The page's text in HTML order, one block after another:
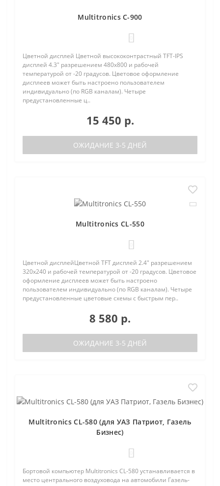
Multitronics C-900
Цветной дисплей Цветной высококонтрастный TFT-IPS
дисплей 4.3" разрешением 480х800 и рабочей
температурой от -20 градусов. Цветовое оформление
дисплеев может быть настроено пользователем
индивидуально (по RGB каналам). Четыре
предустановленные ц..
15 450 р.
ОЖИДАНИЕ 3-5 ДНЕЙ
Multitronics CL-550
Цветной дисплейЦветной TFT дисплей 2.4" разрешением
320х240 и рабочей температурой от -20 градусов. Цветовое
оформление дисплеев может быть настроено
пользователем индивидуально (по RGB каналам). Четыре
предустановленные цветовые схемы с быстрым пер..
8 580 р.
ОЖИДАНИЕ 3-5 ДНЕЙ
Multitronics CL-580 (для УАЗ Патриот, Газель
Бизнес)
Бортовой компьютер Multitronics CL-580 устанавливается в
место центрального воздуховода на автомобили Газель-